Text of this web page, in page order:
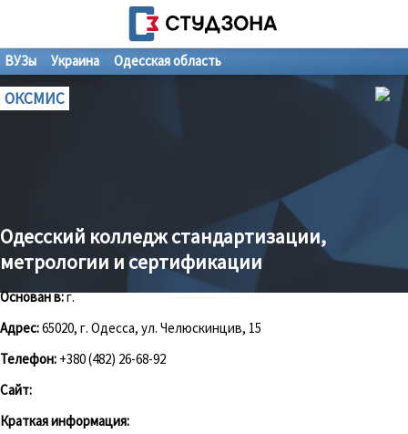
ВУЗы Украина Одесская область
ОКСМИС
Одесский колледж стандартизации,
метрологии и сертификации
Основан в:г.
Адрес:65020, г. Одесса, ул. Челюскинцив, 15
Телефон: +380 (482) 26-68-92
Сайт:
Краткая информация: